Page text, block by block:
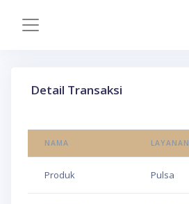
Detail Transaksi
NAMA LAYANAN
Produk Pulsa